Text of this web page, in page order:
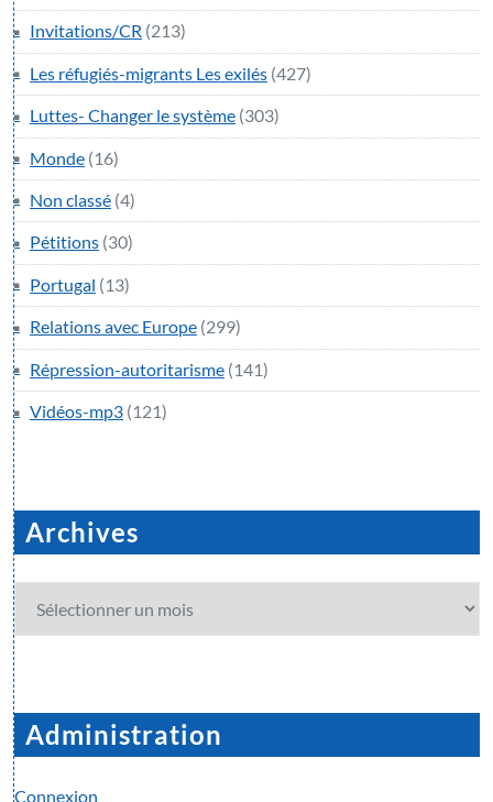
Invitations/CR (213)
Les réfugiés-migrants Les exilés (427)
Luttes- Changer le système (303)
Monde (16)
Non classé (4)
Pétitions (30)
Portugal (13)
Relations avec Europe (299)
Répression-autoritarisme (141)
Vidéos-mp3 (121)
Archives
Archives
Administration
Connexion